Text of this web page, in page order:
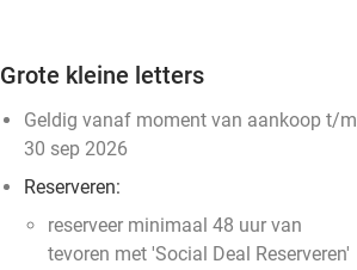
Grote kleine letters
Geldig vanaf moment van aankoop t/m
30 sep 2026
Reserveren:
reserveer minimaal 48 uur van
tevoren met 'Social Deal Reserveren'